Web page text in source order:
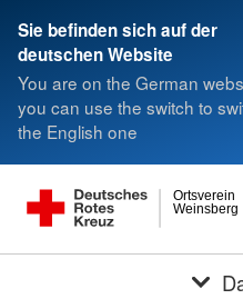
Sie befinden sich auf der
deutschen Website
You are on the German
you can use the switch to
the English one
Weinsberg
Ortsverein